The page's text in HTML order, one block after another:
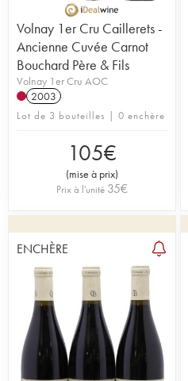
Volnay 1er Cru Caillerets -
Ancienne Cuvée Carnot
Bouchard Père & Fils
Volnay 1er Cru AOC
2003
Lot de 3 bouteilles | 0 enchère
105€
(mise à prix)
Prix à l'unité 35€
ENCHÈRE